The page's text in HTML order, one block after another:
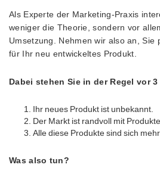
Als Experte der Marketing-Praxis
weniger die Theorie, sondern vor
Umsetzung. Nehmen wir also an, Sie
für Ihr neu entwickeltes Produkt.
Dabei stehen Sie in der Regel vor
Ihr neues Produkt ist unbekannt.
Der Markt ist randvoll mit
Alle diese Produkte sind sich
Was also tun?